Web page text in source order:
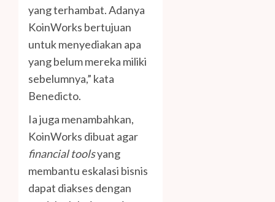
yang terhambat. Adanya
KoinWorks bertujuan
untuk menyediakan apa
yang belum mereka miliki
sebelumnya,” kata
Benedicto.
Ia juga menambahkan,
KoinWorks dibuat agar
financial toolsyang
membantu eskalasi bisnis
dapat diakses dengan